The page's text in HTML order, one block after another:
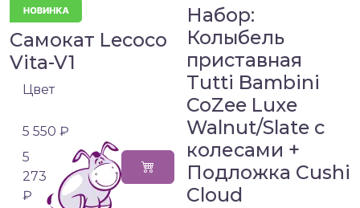
Самокат Lecoco
Vita-V1
Цвет
5 550 ₽
5
273
₽
Набор:
Колыбель
приставная
Tutti Bambini
CoZee Luxe
Walnut/Slate с
колесами +
Подложка Cushi
Cloud